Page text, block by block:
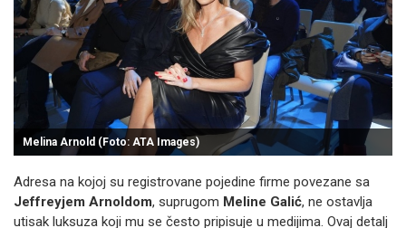
Melina Arnold (Foto: ATA Images)
Adresa na kojoj su registrovane pojedine firme povezane sa
Jeffreyjem Arnoldom, suprugom Meline Galić, ne ostavlja
utisak luksuza koji mu se često pripisuje u medijima. Ovaj detalj